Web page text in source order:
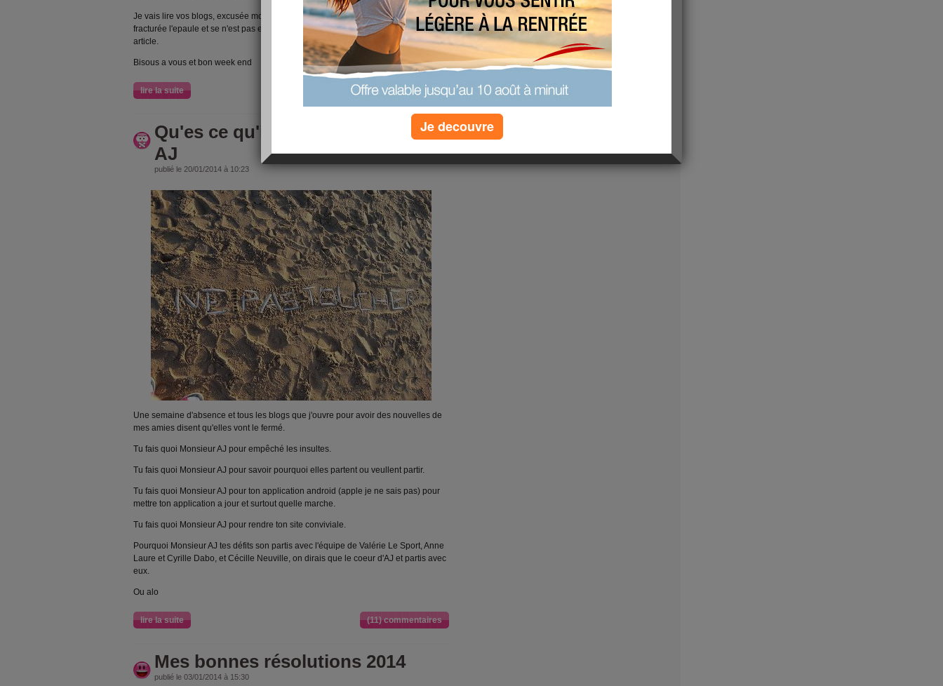
Je vais lire vos blogs, excusée moi si je ne vous répond mais mardi je me suis
fracturée l'epaule et se n'est pas evidant car je met trops de temps a ecrire un
article.
Bisous a vous et bon week end
lire la suite (9) commentaires
Qu'es ce qu'il se passe Monsieur
AJ
publié le 20/01/2014 à 10:23
Une semaine d'absence et tous les blogs que j'ouvre pour avoir des nouvelles de
mes amies disent qu'elles vont le fermé.
Tu fais quoi Monsieur AJ pour empêché les insultes.
Tu fais quoi Monsieur AJ pour savoir pourquoi elles partent ou veullent partir.
Tu fais quoi Monsieur AJ pour ton application android (apple je ne sais pas) pour
mettre ton application a jour et surtout quelle marche.
Tu fais quoi Monsieur AJ pour rendre ton site conviviale.
Pourquoi Monsieur AJ tes défits son partis avec l'équipe de Valérie Le Sport, Anne
Laure et Cyrille Dabo, et Cécille Neuville, on dirais que le coeur d'AJ et partis avec
eux.
Ou alo
lire la suite (11) commentaires
Mes bonnes résolutions 2014
publié le 03/01/2014 à 15:30
Je decouvre